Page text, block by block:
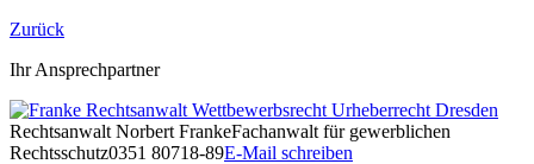
Zurück
Ihr Ansprechpartner
Rechtsanwalt Norbert FrankeFachanwalt für gewerblichen
Rechtsschutz0351 80718-89E-Mail schreiben